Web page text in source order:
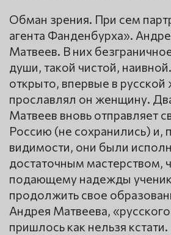
Обман зрения. При сем
агента Фанденбурха».
Матвеев. В них
души, такой чистой,
открыто, впервые в русской
прославлял он женщину.
Матвеев вновь отправляет
Россию (не сохранились) и,
видимости, они были
достаточным мастерством,
подающему надежды
продолжить свое
Андрея Матвеева,
пришлось как нельзя кстати.